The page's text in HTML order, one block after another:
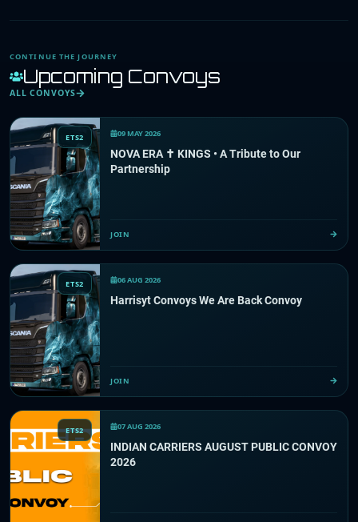
CONTINUE THE JOURNEY
Upcoming Convoys
ALL CONVOYS
ETS2 09 MAY 2026
NOVA ERA ✝ KINGS • A Tribute to Our
Partnership
JOIN
ETS2 06 AUG 2026
Harrisyt Convoys We Are Back Convoy
JOIN
ETS2 07 AUG 2026
INDIAN CARRIERS AUGUST PUBLIC CONVOY
2026